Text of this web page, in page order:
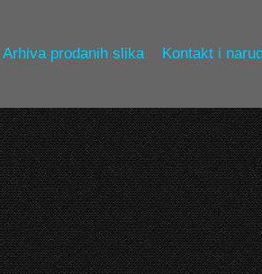
Arhiva prodanih slika Kontakt i